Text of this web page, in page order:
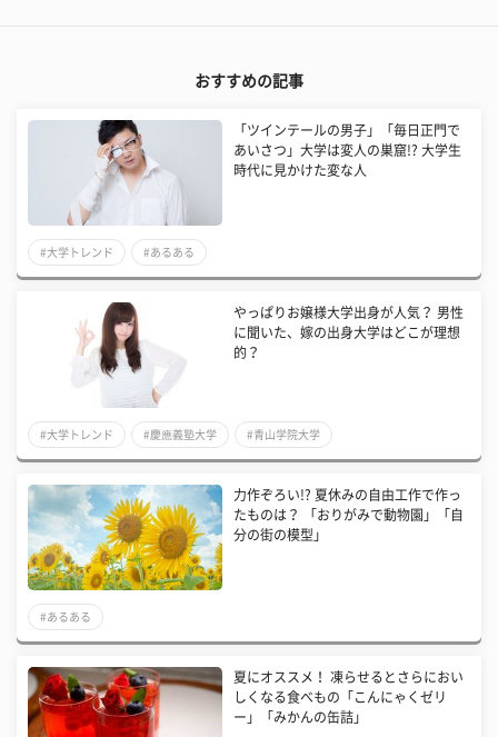
おすすめの記事
「ツインテールの男子」「毎日正門で
あいさつ」大学は変人の巣窟!? 大学生
時代に見かけた変な人
#大学トレンド #あるある
やっぱりお嬢様大学出身が人気？ 男性
に聞いた、嫁の出身大学はどこが理想
的？
#大学トレンド #慶應義塾大学 #青山学院大学
力作ぞろい!? 夏休みの自由工作で作っ
たものは？ 「おりがみで動物園」「自
分の街の模型」
#あるある
夏にオススメ！ 凍らせるとさらにおい
しくなる食べもの「こんにゃくゼリ
ー」「みかんの缶詰」